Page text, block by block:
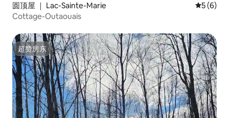
圆顶屋 ｜ Lac-Sainte-Marie 平均评分
5 (6)
Cottage-Outaouais
超赞房东
超赞房东